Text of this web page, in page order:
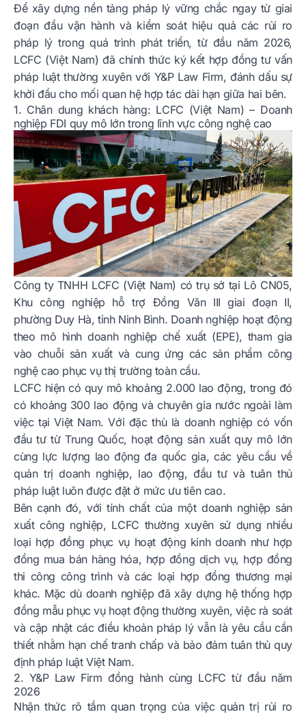
Để xây dựng nền tảng pháp lý vững chắc ngay từ giai
đoạn đầu vận hành và kiểm soát hiệu quả các rủi ro
pháp lý trong quá trình phát triển, từ đầu năm 2026,
LCFC (Việt Nam) đã chính thức ký kết hợp đồng tư vấn
pháp luật thường xuyên với Y&P Law Firm, đánh dấu sự
khởi đầu cho mối quan hệ hợp tác dài hạn giữa hai bên.
1. Chân dung khách hàng: LCFC (Việt Nam) – Doanh
nghiệp FDI quy mô lớn trong lĩnh vực công nghệ cao
Công ty TNHH LCFC (Việt Nam) có trụ sở tại Lô CN05,
Khu công nghiệp hỗ trợ Đồng Văn III giai đoạn II,
phường Duy Hà, tỉnh Ninh Bình. Doanh nghiệp hoạt động
theo mô hình doanh nghiệp chế xuất (EPE), tham gia
vào chuỗi sản xuất và cung ứng các sản phẩm công
nghệ cao phục vụ thị trường toàn cầu.
LCFC hiện có quy mô khoảng 2.000 lao động, trong đó
có khoảng 300 lao động và chuyên gia nước ngoài làm
việc tại Việt Nam. Với đặc thù là doanh nghiệp có vốn
đầu tư từ Trung Quốc, hoạt động sản xuất quy mô lớn
cùng lực lượng lao động đa quốc gia, các yêu cầu về
quản trị doanh nghiệp, lao động, đầu tư và tuân thủ
pháp luật luôn được đặt ở mức ưu tiên cao.
Bên cạnh đó, với tính chất của một doanh nghiệp sản
xuất công nghiệp, LCFC thường xuyên sử dụng nhiều
loại hợp đồng phục vụ hoạt động kinh doanh như hợp
đồng mua bán hàng hóa, hợp đồng dịch vụ, hợp đồng
thi công công trình và các loại hợp đồng thương mại
khác. Mặc dù doanh nghiệp đã xây dựng hệ thống hợp
đồng mẫu phục vụ hoạt động thường xuyên, việc rà soát
và cập nhật các điều khoản pháp lý vẫn là yêu cầu cần
thiết nhằm hạn chế tranh chấp và bảo đảm tuân thủ quy
định pháp luật Việt Nam.
2. Y&P Law Firm đồng hành cùng LCFC từ đầu năm
2026
Nhận thức rõ tầm quan trọng của việc quản trị rủi ro